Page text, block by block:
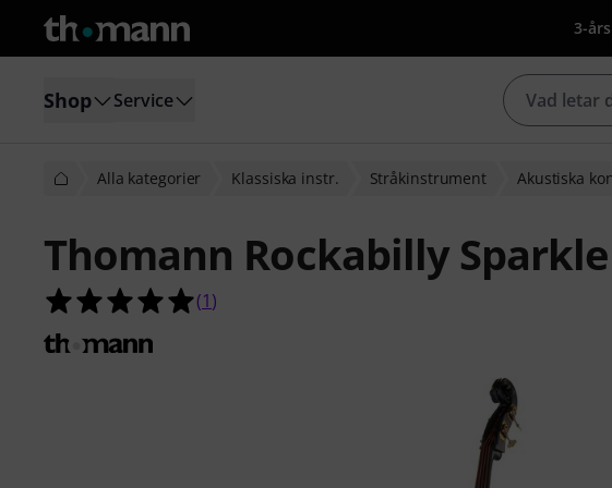
3-
Shop Service
Alla kategorier Klassiska instr. Stråkinstrument Akustiska
Thomann Rockabilly Sparkle
5.0 av 5 stjärnor från 1 kundbetyg
(1)